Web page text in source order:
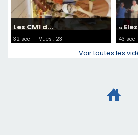
Les CM1 d...
32 sec - Vues : 23
«
43 sec
Voir toutes les